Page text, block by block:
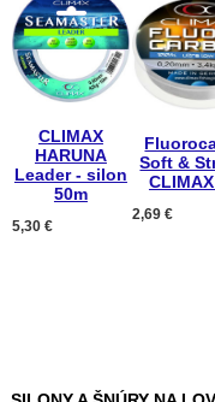
CLIMAX
HARUNA
Leader - silon
50m
5,30 €
Soft &
2,69 €